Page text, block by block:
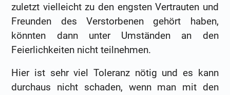
zuletzt vielleicht zu den engsten Vertrauten und
Freunden des Verstorbenen gehört haben,
könnten dann unter Umständen an den
Feierlichkeiten nicht teilnehmen.
Hier ist sehr viel Toleranz nötig und es kann
durchaus nicht schaden, wenn man mit den